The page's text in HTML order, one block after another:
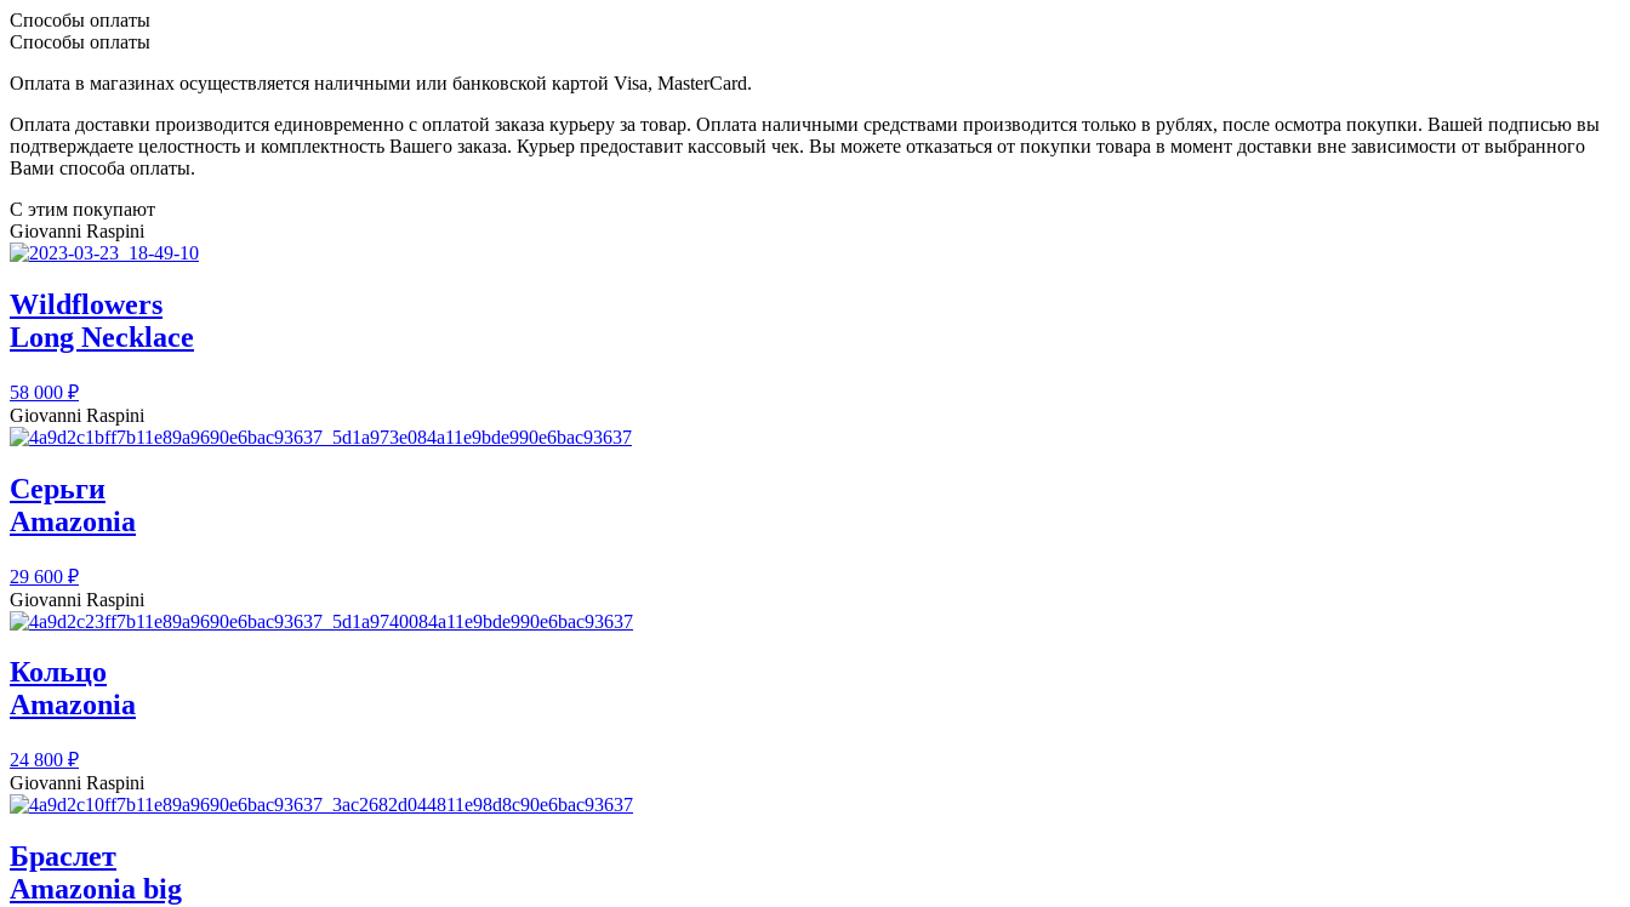
Способы оплаты
Способы оплаты
Оплата в магазинах осуществляется наличными или банковской картой Visa, MasterCard.
Оплата доставки производится единовременно с оплатой заказа курьеру за товар. Оплата наличными средствами производится только в рублях, после осмотра покупки. Вашей подписью вы
подтверждаете целостность и комплектность Вашего заказа. Курьер предоставит кассовый чек. Вы можете отказаться от покупки товара в момент доставки вне зависимости от выбранного
Вами способа оплаты.
С этим покупают
Giovanni Raspini
Wildflowers
Long Necklace
58 000 ₽
Giovanni Raspini
Серьги
Amazonia
29 600 ₽
Giovanni Raspini
Кольцо
Amazonia
24 800 ₽
Giovanni Raspini
Браслет
Amazonia big